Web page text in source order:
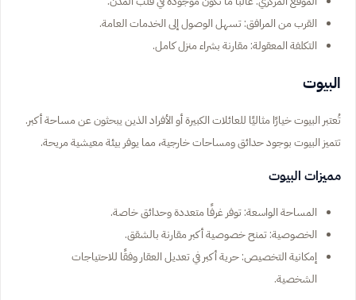
القرب من المرافق: تسهل الوصول إلى الخدمات العامة.
التكلفة المعقولة: مقارنة بشراء منزل كامل.
البيوت
تُعتبر البيوت خيارًا مثاليًا للعائلات الكبيرة أو الأفراد الذين يبحثون عن مساحة أكبر.
تتميز البيوت بوجود حدائق ومساحات خارجية، مما يوفر بيئة معيشية مريحة.
مميزات البيوت
المساحة الواسعة: توفر غرفًا متعددة وحدائق خاصة.
الخصوصية: تمنح خصوصية أكبر مقارنة بالشقق.
إمكانية التخصيص: حرية أكبر في تعديل العقار وفقًا للاحتياجات
الشخصية.